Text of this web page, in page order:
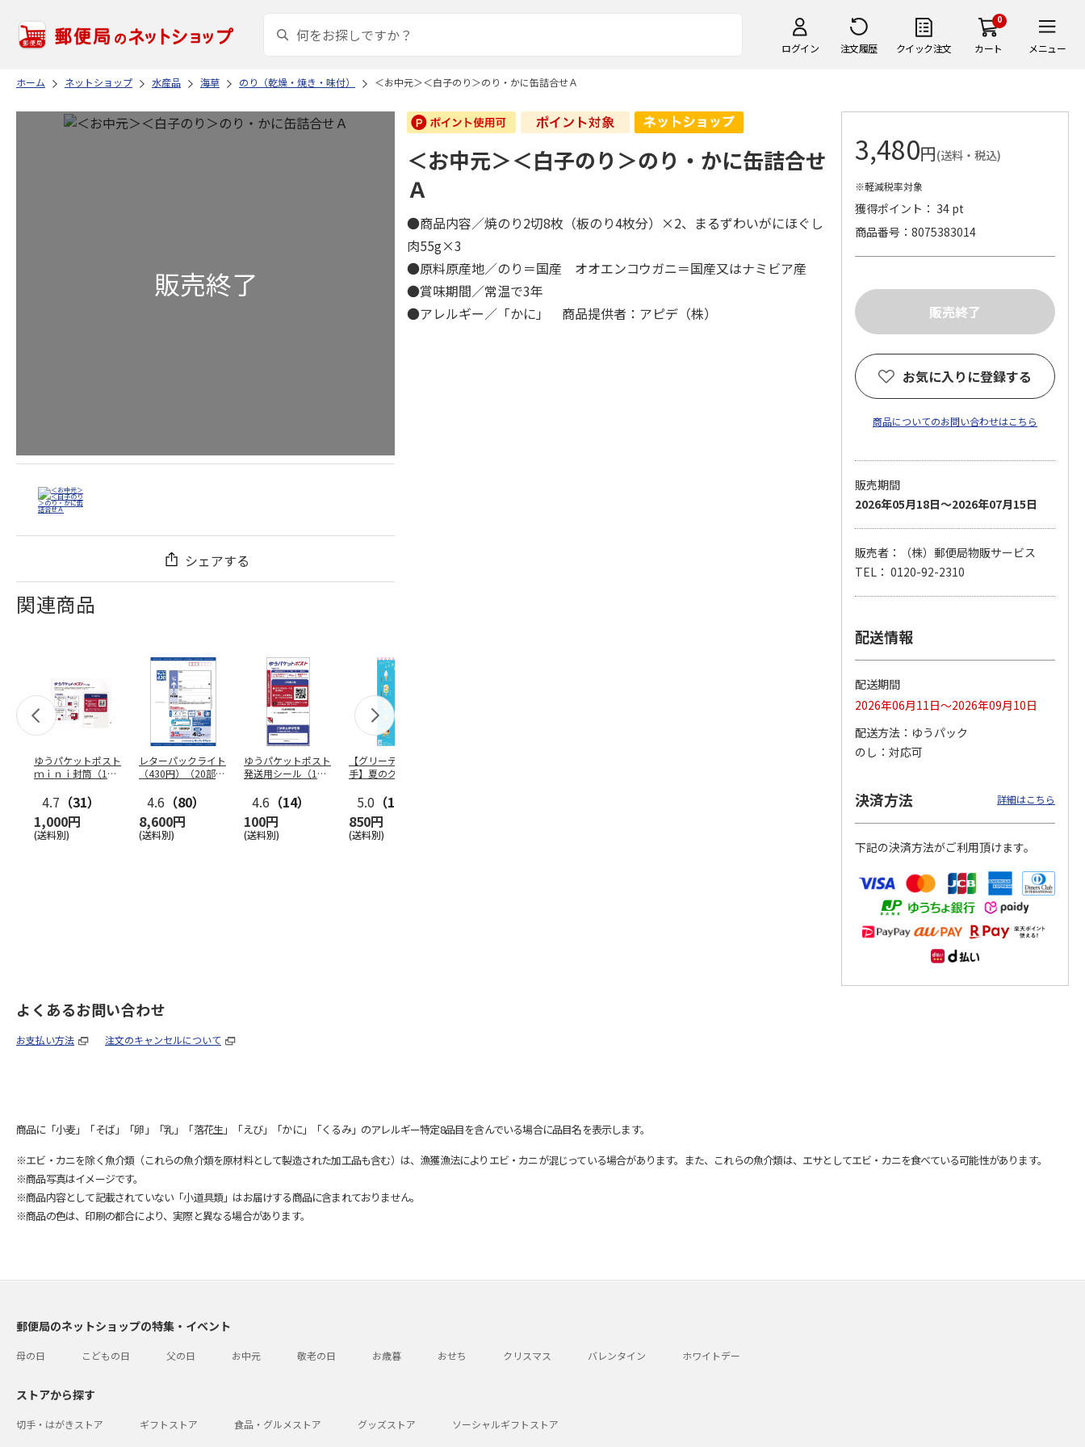
ログイン 注文履歴 クイック注文
0
カート メニュー
ホーム ネットショップ 水産品 海草 のり（乾燥・焼き・味付） ＜お中元＞＜白子のり＞のり・かに缶詰合せＡ
シェアする
関連商品
ゆうパケットポスト
ｍｉｎｉ封筒（1個
4.7 （31）
1,000円
(送料別)
レターパックライト
（430円）（20部セ
4.6 （80）
8,600円
(送料別)
ゆうパケットポスト
発送用シール（1個
4.6 （14）
100円
(送料別)
【グリーティング切
手】夏のグリーティ
5.0 （10）
850円
(送料別)
【グリーティング切
円…
4.8（11）
5,500円
4.6（7）
11,000円
＜お中元＞＜白子のり＞のり・かに缶詰合せ
Ａ
●商品内容／焼のり2切8枚（板のり4枚分）×2、まるずわいがにほぐし
肉55g×3
●原料原産地／のり＝国産 オオエンコウガニ＝国産又はナミビア産
●賞味期間／常温で3年
●アレルギー／「かに」 商品提供者：アピデ（株）
3,480円(送料・税込)
※軽減税率対象
獲得ポイント： 34 pt
商品番号
8075383014
お気に入りに登録する
商品についてのお問い合わせはこちら
販売期間
2026年05月18日～2026年07月15日
販売者：（株）郵便局物販サービス
TEL： 0120-92-2310
配送情報
配送期間
2026年06月11日～2026年09月10日
配送方法
ゆうパック
のし
対応可
決済方法 詳細はこちら
下記の決済方法がご利用頂けます。
よくあるお問い合わせ
お支払い方法 注文のキャンセルについて
商品に「小麦」「そば」「卵」「乳」「落花生」「えび」「かに」「くるみ」のアレルギー特定8品目を含んでいる場合に品目名を表示します。
※エビ・カニを除く魚介類（これらの魚介類を原材料として製造された加工品も含む）は、漁獲漁法によりエビ・カニが混じっている場合があります。また、これらの魚介類は、エサとしてエビ・カニを食べている可能性があります。
※商品写真はイメージです。
※商品内容として記載されていない「小道具類」はお届けする商品に含まれておりません。
※商品の色は、印刷の都合により、実際と異なる場合があります。
郵便局のネットショップの特集・イベント
母の日 こどもの日 父の日 お中元 敬老の日 お歳暮 おせち クリスマス バレンタイン ホワイトデー
ストアから探す
切手・はがきストア ギフトストア 食品・グルメストア グッズストア ソーシャルギフトストア